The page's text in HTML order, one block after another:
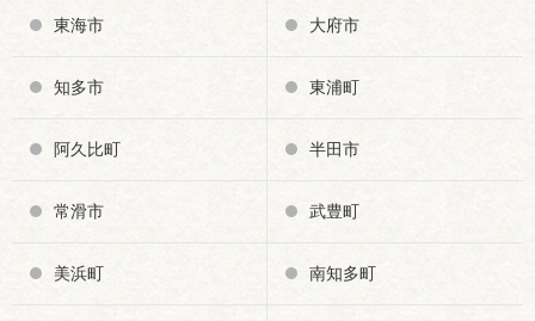
東海市 大府市
知多市 東浦町
阿久比町 半田市
常滑市 武豊町
美浜町 南知多町